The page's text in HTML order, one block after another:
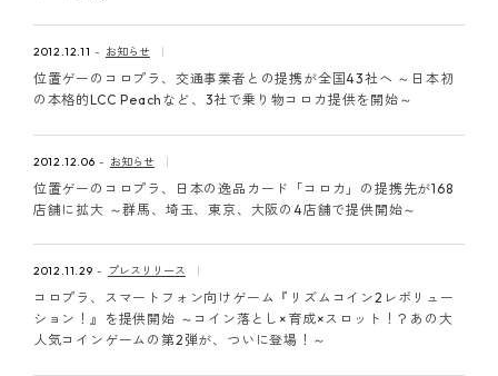
2012.12.11 お知らせ
位置ゲーのコロプラ、交通事業者との提携が全国43社へ ～日本初
の本格的LCC Peachなど、3社で乗り物コロカ提供を開始～
2012.12.06 お知らせ
位置ゲーのコロプラ、日本の逸品カード「コロカ」の提携先が168
店舗に拡大 ～群馬、埼玉、東京、大阪の4店舗で提供開始～
2012.11.29 プレスリリース
コロプラ、スマートフォン向けゲーム『リズムコイン2レボリュー
ション！』を提供開始 ～コイン落とし×育成×スロット！？あの大
人気コインゲームの第2弾が、ついに登場！～